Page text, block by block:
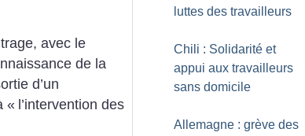
avec le
de la
d’un
« l’intervention des
luttes des travailleurs
Chili : Solidarité et
appui aux travailleurs
sans domicile
Allemagne : grève des